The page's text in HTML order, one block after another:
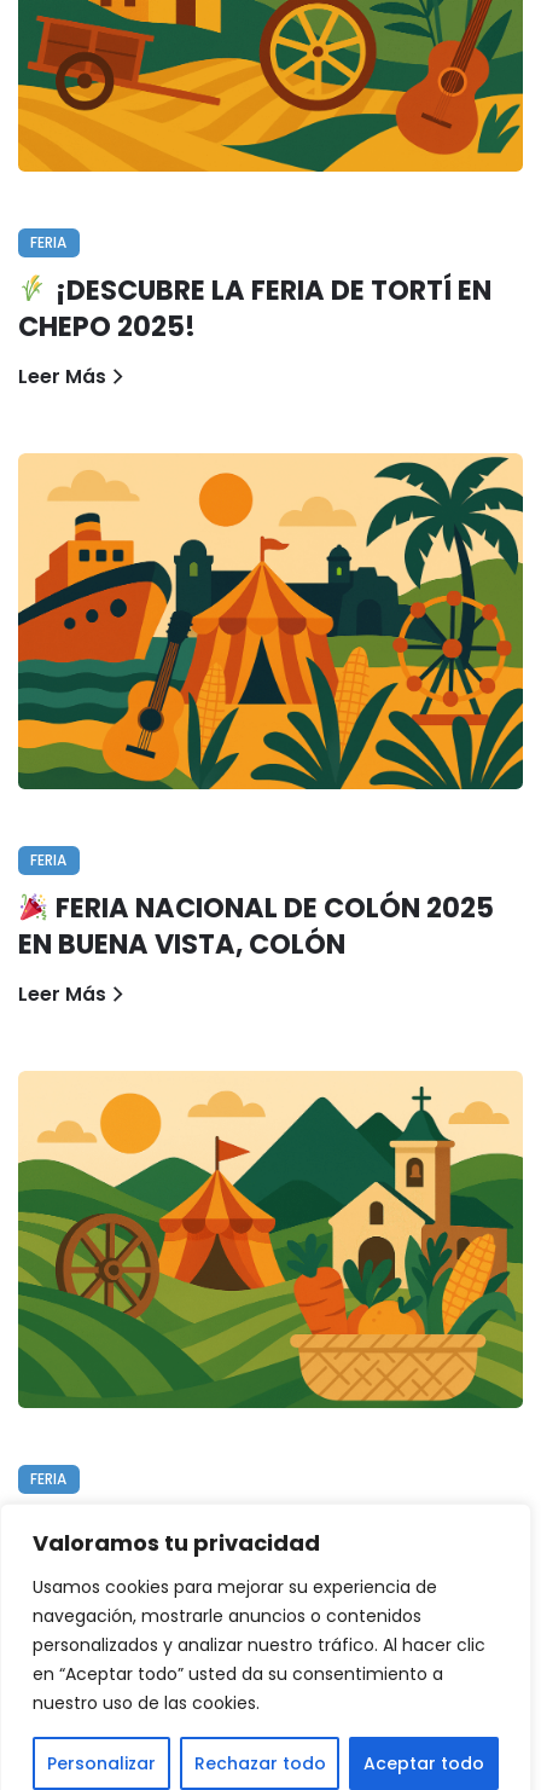
Valoramos tu privacidad
Usamos cookies para mejorar su experiencia de
navegación, mostrarle anuncios o contenidos
personalizados y analizar nuestro tráfico. Al hacer clic
en “Aceptar todo” usted da su consentimiento a
nuestro uso de las cookies.
Personalizar Rechazar todo Aceptar todo
FERIA
¡DESCUBRE LA FERIA DE TORTÍ EN
CHEPO 2025!
Leer Más
FERIA
FERIA NACIONAL DE COLÓN 2025
EN BUENA VISTA, COLÓN
Leer Más
FERIA
FERIA DEL VALLE DE TONOSÍ 2025
EN TONOSÍ DE LOS SANTOS
Leer Más
© 2025 Panamá Eventos
Política de Privacidad|Política de Cookies|Aviso Legal